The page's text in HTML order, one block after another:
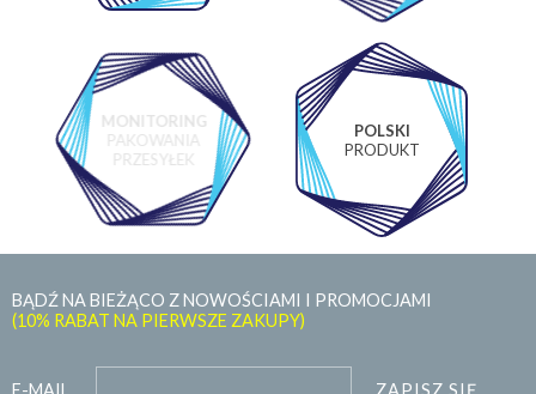
MONITORING
PAKOWANIA
PRZESYŁEK
POLSKI
PRODUKT
BĄDŹ NA BIEŻĄCO Z NOWOŚCIAMI I PROMOCJAMI
(10% RABAT NA PIERWSZE ZAKUPY)
ZAPISZ SIĘ